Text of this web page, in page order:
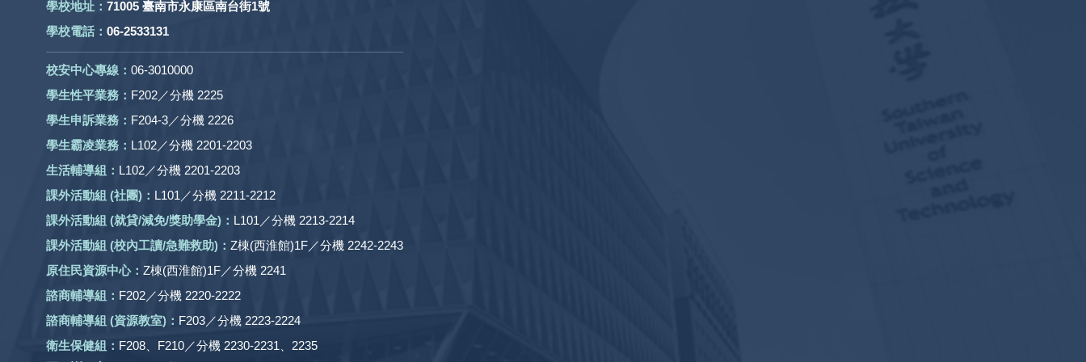
學校地址： 71005 臺南市永康區南台街1號
學校電話： 06-2533131
校安中心專線： 06-3010000
學生性平業務： F202／分機 2225
學生申訴業務： F204-3／分機 2226
學生霸凌業務： L102／分機 2201-2203
生活輔導組： L102／分機 2201-2203
課外活動組 (社團) ： L101／分機 2211-2212
課外活動組 (就貸/減免/獎助學金)： L101／分機 2213-2214
課外活動組 (校內工讀/急難救助) ： Z棟(西淮館)1F／分機 2242-2243
原住民資源中心： Z棟(西淮館)1F／分機 2241
諮商輔導組： F202／分機 2220-2222
諮商輔導組 (資源教室)： F203／分機 2223-2224
衛生保健組： F208、F210／分機 2230-2231、2235